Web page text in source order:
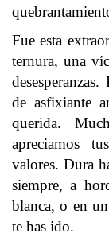
Fue esta
ternura, una
de asfixiante
querida.
apreciamos
valores. Dura
siempre, a
blanca, o en
te has ido.